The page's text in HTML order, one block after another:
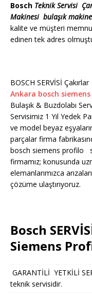
Bosch Teknik Servisi
Makinesi bulaşık
kalite ve müşteri
edinen tek adres
BOSCH SERVİSİ
Ankara bosch
Bulaşık & Buzdolabı
Servisimiz 1 Yıl Yedek
ve model beyaz
parçalar firma
bosch siemens profilo
firmamız; konusunda
elemanlarımızca
çözüme ulaştırıyoruz.
Bosch
Siemens
GARANTİLİ YETKİLİ
teknik servisidir.